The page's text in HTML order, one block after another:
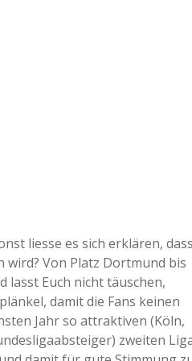
liesse es sich erklären, dass
Von Platz Dortmund bis
lasst Euch nicht täuschen,
damit die Fans keinen
Jahr so attraktiven (Köln,
zweiten